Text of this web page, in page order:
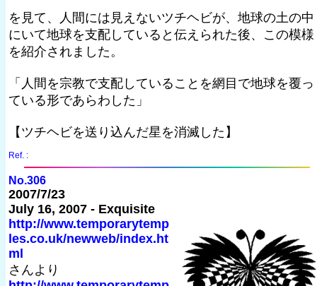
を見て、人間には見えないツチヘビが、地球の土の中
にいて地球を支配していると伝えられた後、この模様
を紹介されました。
「人間を宗教で支配していることを網目で地球を覆っ
ている形であらわした」
【ツチヘビを送り込んだ星を消滅した】
Ref. :
No.306
2007/7/23
July 16, 2007 - Exquisite
http://www.temporarytemp
les.co.uk/newweb/index.ht
ml
さんより